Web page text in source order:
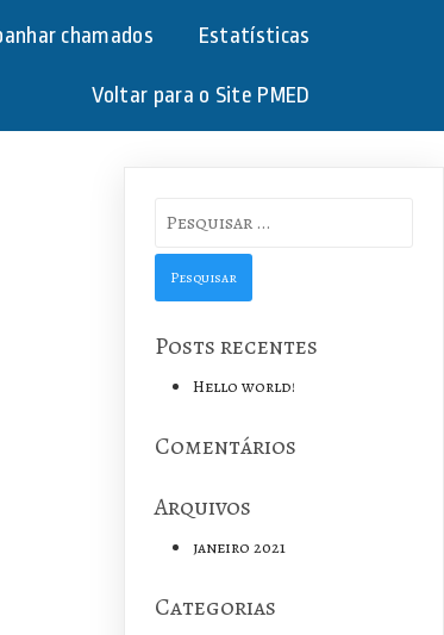
chamados Estatísticas
Voltar para o Site PMED
por:
Posts recentes
Hello world!
Comentários
Arquivos
janeiro 2021
Categorias